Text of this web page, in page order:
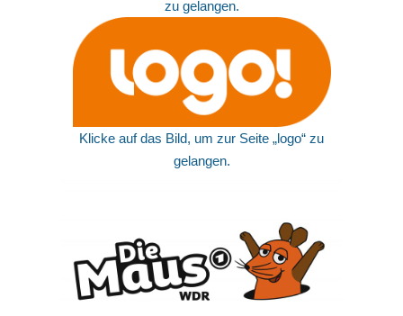
zu gelangen.
Klicke auf das Bild, um zur Seite „logo“ zu
gelangen.